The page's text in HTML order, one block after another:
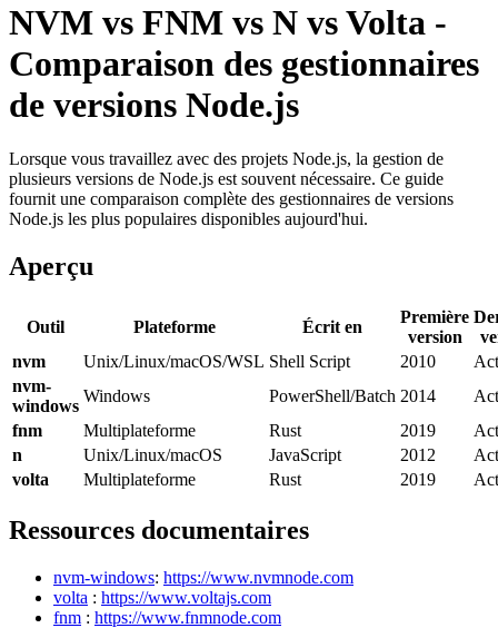
NVM vs FNM vs N vs Volta -
Comparaison des gestionnaires
de versions Node.js
Lorsque vous travaillez avec des projets Node.js, la gestion de
plusieurs versions de Node.js est souvent nécessaire. Ce guide
fournit une comparaison complète des gestionnaires de versions
Node.js les plus populaires disponibles aujourd'hui.
Aperçu
Outil Plateforme Écrit en
Première
version
nvm
Unix/Linux/macOS/WSL Shell Script 2010
nvm-
windows
Windows PowerShell/Batch 2014
fnm
Multiplateforme Rust 2019
n
Unix/Linux/macOS JavaScript 2012
volta
Multiplateforme Rust 2019
Ressources documentaires
nvm-windows: https://www.nvmnode.com
volta : https://www.voltajs.com
fnm : https://www.fnmnode.com